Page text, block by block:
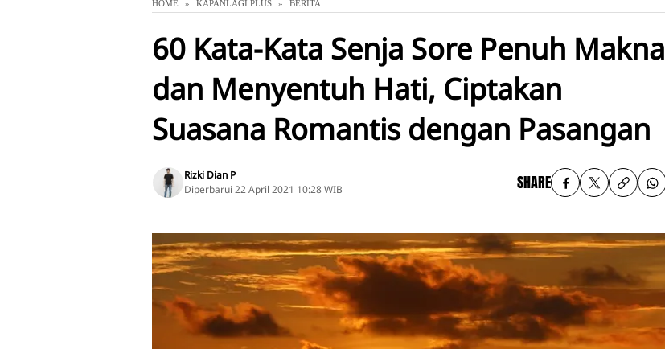
HOME KAPANLAGI PLUS BERITA
60 Kata-Kata Senja Sore Penuh Makna
dan Menyentuh Hati, Ciptakan
Suasana Romantis dengan Pasangan
Rizki Dian P
Diperbarui 22 April 2021 10:28 WIB SHARE